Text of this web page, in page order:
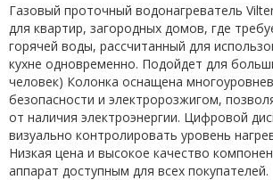
Газовый проточный водонагреватель
для квартир, загородных домов, где
горячей воды, рассчитанный для
кухне одновременно. Подойдет для
человек) Колонка оснащена
безопасности и электророзжигом,
от наличия электроэнергии. Цифровой
визуально контролировать уровень
Низкая цена и высокое качество
аппарат доступным для всех покупателей.